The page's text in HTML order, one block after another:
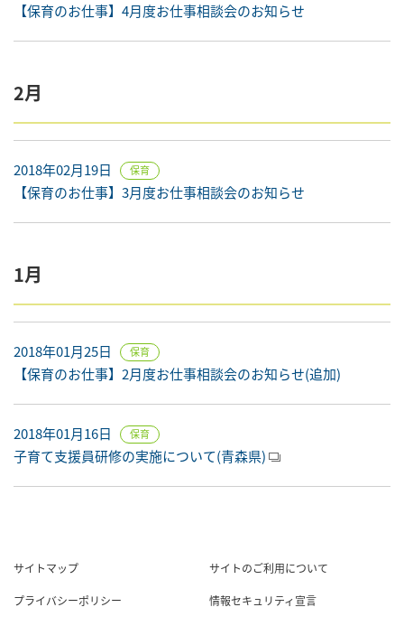
【保育のお仕事】4月度お仕事相談会のお知らせ
2月
2018年02月19日 保育
【保育のお仕事】3月度お仕事相談会のお知らせ
1月
2018年01月25日 保育
【保育のお仕事】2月度お仕事相談会のお知らせ(追加)
2018年01月16日 保育
子育て支援員研修の実施について(青森県)
サイトマップ
サイトのご利用について
プライバシーポリシー
情報セキュリティ宣言